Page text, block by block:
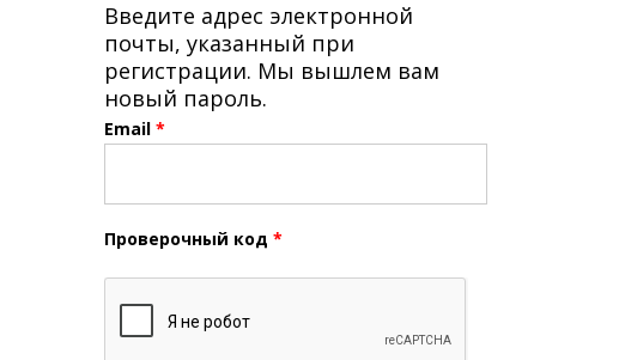
Введите адрес электронной
почты, указанный при
регистрации. Мы вышлем вам
новый пароль.
Email *
Проверочный код *